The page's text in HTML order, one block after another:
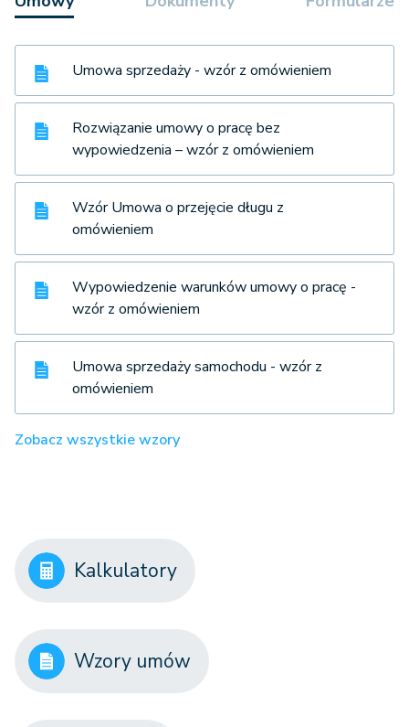
Umowa sprzedaży - wzór z omówieniem
Rozwiązanie umowy o pracę bez
wypowiedzenia – wzór z omówieniem
Wzór Umowa o przejęcie długu z
omówieniem
Wypowiedzenie warunków umowy o pracę -
wzór z omówieniem
Umowa sprzedaży samochodu - wzór z
omówieniem
Zobacz wszystkie wzory
Kalkulatory
Wzory umów